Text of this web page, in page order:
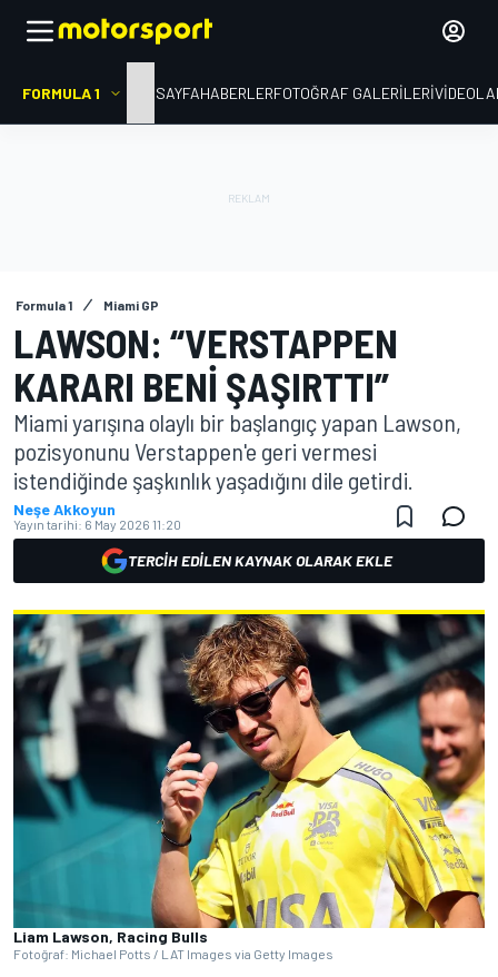
FORMULA 1 ANA SAYFAHABERLERFOTOĞRAF GALERILERI
Formula 1 Miami GP
LAWSON: “VERSTAPPEN
KARARI BENI ŞAŞIRTTI”
Miami yarışına olaylı bir başlangıç yapan Lawson,
pozisyonunu Verstappen'e geri vermesi
istendiğinde şaşkınlık yaşadığını dile getirdi.
Neşe Akkoyun
Yayın tarihi: 6 May 2026 11:20
TERCIH EDILEN KAYNAK OLARAK EKLE
Liam Lawson, Racing Bulls
Fotoğraf: Michael Potts / LAT Images via Getty Images